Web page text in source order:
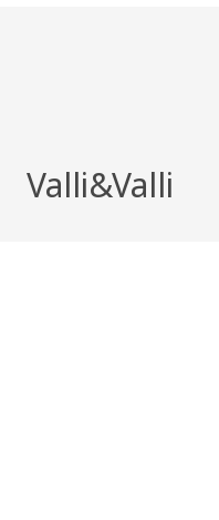
Valli&Valli